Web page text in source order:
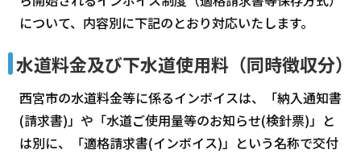
について、内容別に下記のとおり対応いたします。
水道料金及び下水道使用料（同時徴収分）
西宮市の水道料金等に係るインボイスは、「納入通知書
(請求書)」や「水道ご使用量等のお知らせ(検針票)」と
は別に、「適格請求書(インボイス)」という名称で交付